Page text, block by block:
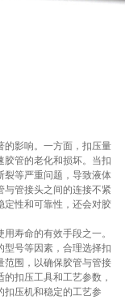
的影响。一方面，扣压量
胶管的老化和损坏。当扣
裂等严重问题，导致液体
与管接头之间的连接不紧
定性和可靠性，还会对胶
寿命的有效手段之一。
型号等因素，合理选择扣
范围，以确保胶管与管接
扣压工具和工艺参数，
扣压机和稳定的工艺参